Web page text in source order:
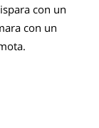
con un
con un